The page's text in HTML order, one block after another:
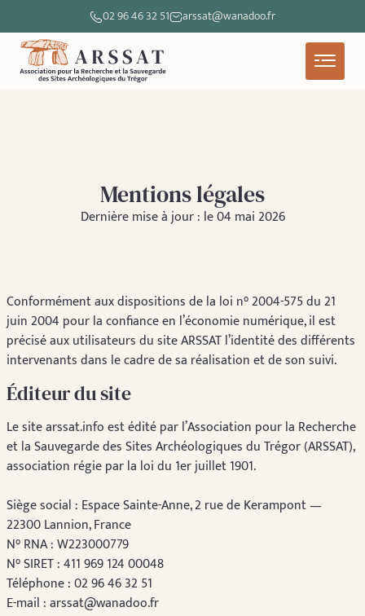
02 96 46 32 51 arssat@wanadoo.fr
Mentions légales
Dernière mise à jour : le 04 mai 2026
Conformément aux dispositions de la loi n° 2004-575 du 21
juin 2004 pour la confiance en l’économie numérique, il est
précisé aux utilisateurs du site ARSSAT l’identité des différents
intervenants dans le cadre de sa réalisation et de son suivi.
Éditeur du site
Le site arssat.info est édité par l’Association pour la Recherche
et la Sauvegarde des Sites Archéologiques du Trégor (ARSSAT),
association régie par la loi du 1er juillet 1901.
Siège social : Espace Sainte-Anne, 2 rue de Kerampont —
22300 Lannion, France
N° RNA : W223000779
N° SIRET : 411 969 124 00048
Téléphone : 02 96 46 32 51
E-mail : arssat@wanadoo.fr